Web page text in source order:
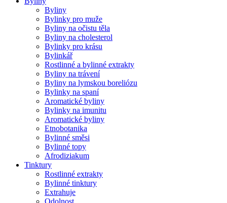
Byliny
Bylinky pro muže
Byliny na očistu těla
Byliny na cholesterol
Bylinky pro krásu
Bylinkář
Rostlinné a bylinné extrakty
Byliny na trávení
Byliny na lymskou boreliózu
Bylinky na spaní
Aromatické byliny
Bylinky na imunitu
Aromatické byliny
Etnobotanika
Bylinné směsi
Bylinné topy
Afrodiziakum
Tinktury
Rostlinné extrakty
Bylinné tinktury
Extrahuje